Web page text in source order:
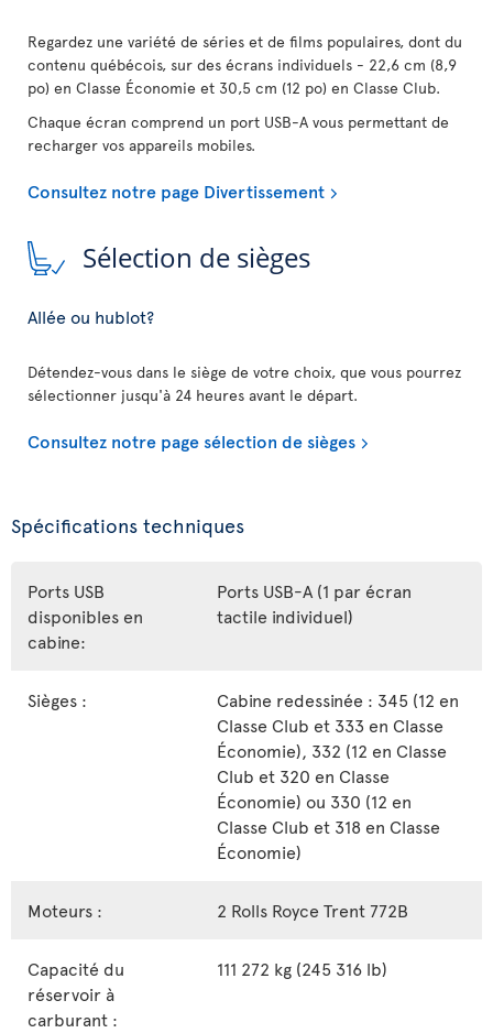
Regardez une variété de séries et de films populaires, dont du
contenu québécois, sur des écrans individuels - 22,6 cm (8,9
po) en Classe Économie et 30,5 cm (12 po) en Classe Club.
Chaque écran comprend un port USB-A vous permettant de
recharger vos appareils mobiles.
Consultez notre page Divertissement
Sélection de sièges
Allée ou hublot?
Détendez-vous dans le siège de votre choix, que vous pourrez
sélectionner jusqu'à 24 heures avant le départ.
Consultez notre page sélection de sièges
Spécifications techniques
Ports USB
disponibles en
cabine:
Ports USB-A (1 par écran
tactile individuel)
Sièges :
Cabine redessinée : 345 (12 en
Classe Club et 333 en Classe
Économie), 332 (12 en Classe
Club et 320 en Classe
Économie) ou 330 (12 en
Classe Club et 318 en Classe
Économie)
Moteurs : 2 Rolls Royce Trent 772B
Capacité du
réservoir à
carburant :
111 272 kg (245 316 lb)